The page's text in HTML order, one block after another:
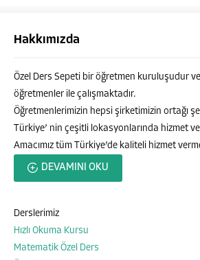
Hakkımızda
Özel Ders Sepeti bir öğretmen kuruluşudur
öğretmenler ile çalışmaktadır.
Öğretmenlerimizin hepsi şirketimizin ortağı
Türkiye’ nin çeşitli lokasyonlarında hizmet
Amacımız tüm Türkiye’de kaliteli hizmet
DEVAMINI OKU
Derslerimiz
Hızlı Okuma Kursu
Matematik Özel Ders
Özel Ders Sepeti